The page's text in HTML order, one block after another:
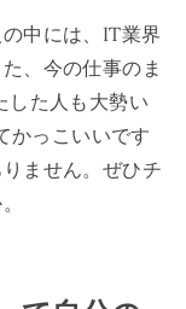
中には、IT業界
、今の仕事のま
した人も大勢い
かっこいいです
ません。ぜひチ